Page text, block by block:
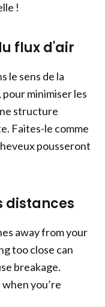
!
flux d'air
le sens de la
minimiser les
structure
Faites-le comme
pousseront
distances
away from your
too close can
breakage.
you’re